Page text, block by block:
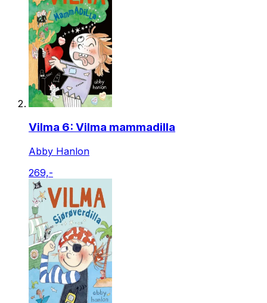
Vilma 6: Vilma mammadilla
Abby Hanlon
269,-